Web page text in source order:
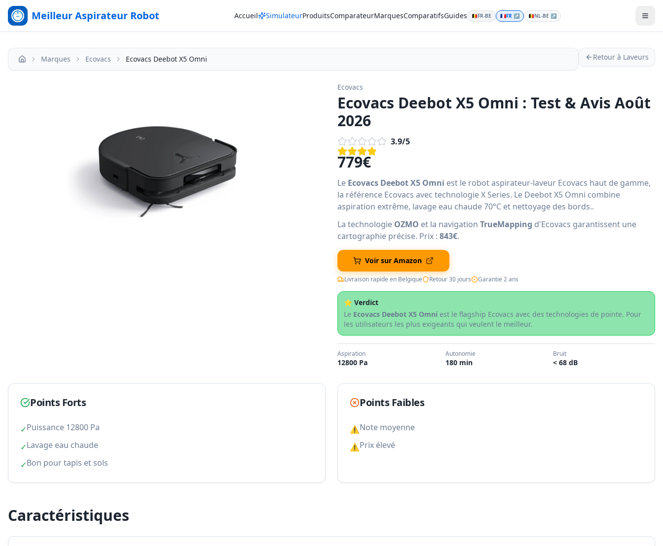
Meilleur Aspirateur Robot Accueil SimulateurProduitsComparateurMarquesComparatifsGuides 🇧🇪FR-BE 🇫🇷FR ↗ 🇧🇪NL-BE ↗
Accueil Marques Ecovacs Ecovacs Deebot X5 Omni Retour à Laveurs
Ecovacs
Ecovacs Deebot X5 Omni : Test & Avis Août
2026
3.9/5
779€
Le Ecovacs Deebot X5 Omni est le robot aspirateur-laveur Ecovacs haut de gamme,
la référence Ecovacs avec technologie X Series. Le Deebot X5 Omni combine
aspiration extrême, lavage eau chaude 70°C et nettoyage des bords..
La technologie OZMO et la navigation TrueMapping d'Ecovacs garantissent une
cartographie précise. Prix : 843€.
Voir sur Amazon
Livraison rapide en Belgique Retour 30 jours Garantie 2 ans
⭐ Verdict
Le Ecovacs Deebot X5 Omni est le flagship Ecovacs avec des technologies de pointe. Pour
les utilisateurs les plus exigeants qui veulent le meilleur.
Aspiration
12800 Pa
Autonomie
180 min
Bruit
< 68 dB
Points Forts
✓Puissance 12800 Pa
✓Lavage eau chaude
✓Bon pour tapis et sols
Points Faibles
⚠Note moyenne
⚠Prix élevé
Caractéristiques